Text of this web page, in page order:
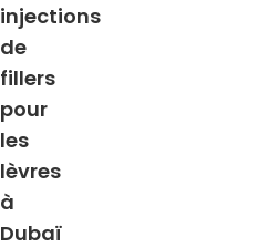
injections
de
fillers
pour
les
lèvres
à
Dubaï